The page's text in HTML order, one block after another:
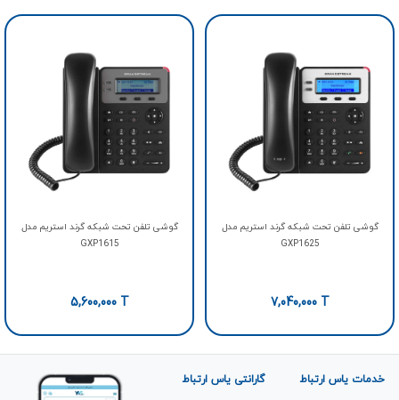
گوشی تلفن تحت شبکه گرند استریم مدل
GXP1625
7,040,000T
گوشی تلفن تحت شبکه گرند استریم مدل
GXP1615
5,600,000T
خدمات یاس ارتباط گارانتی یاس ارتباط